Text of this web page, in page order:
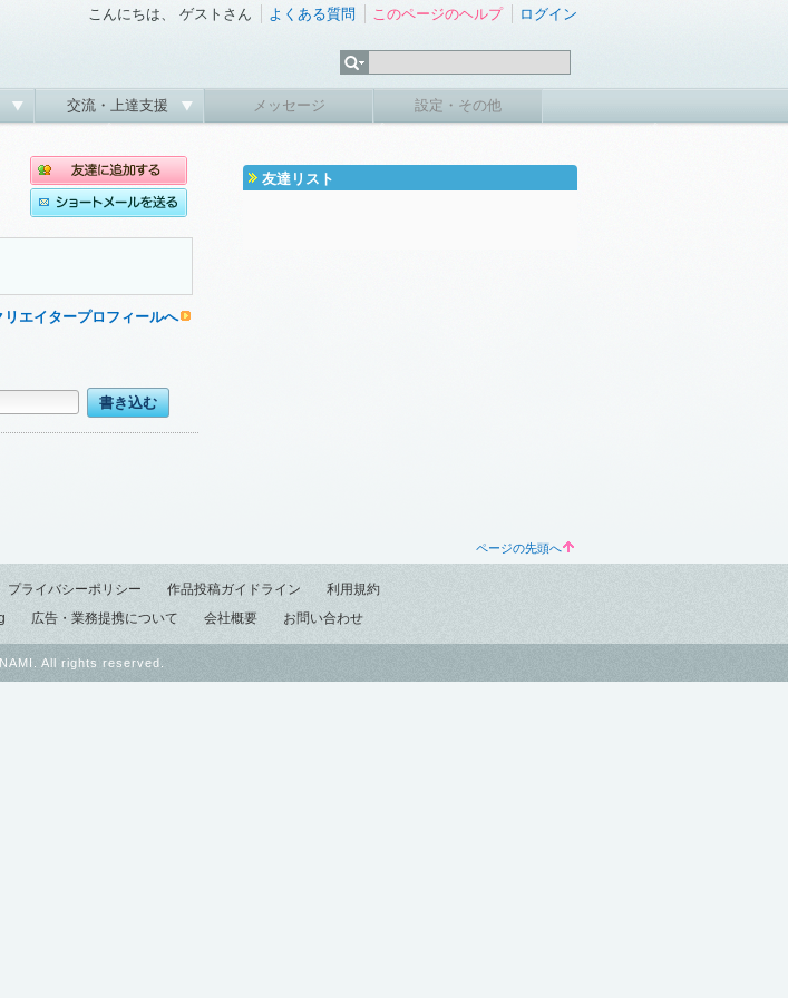
こんにちは、 ゲストさん よくある質問 このページのヘルプ ログイン
交流・上達支援 メッセージ 設定・その他
エイタープロフィールへ
友達リスト
ページの先頭へ
プライバシーポリシー 作品投稿ガイドライン
利用規約
広告・業務提携について 会社概要 お問い合わせ
All rights reserved.